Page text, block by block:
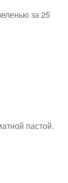
за 25
пастой.